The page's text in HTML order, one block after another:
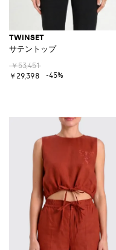
TWINSET
サテントップ
￥53,451
￥29,398
-45%